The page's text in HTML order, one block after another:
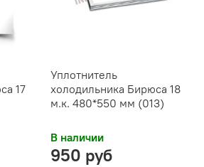
17
Уплотнитель
холодильника Бирюса 18
м.к. 480*550 мм (013)
В наличии
950 руб